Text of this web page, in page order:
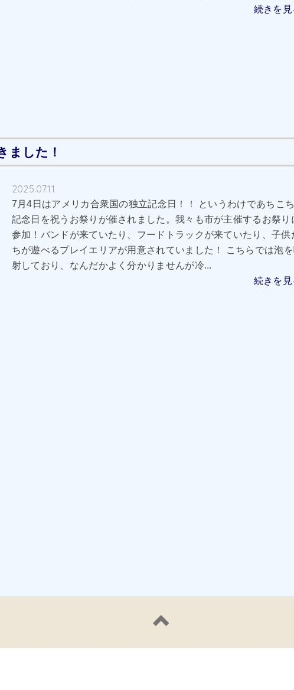
続きを見
ました！
2025.07.11
7月4日はアメリカ合衆国の独立記念日！！ というわけであちこ
記念日を祝うお祭りが催されました。我々も市が主催するお祭り
参加！バンドが来ていたり、フードトラックが来ていたり、子供
ちが遊べるプレイエリアが用意されていました！ こちらでは泡
射しており、なんだかよく分かりませんが冷...
続きを見